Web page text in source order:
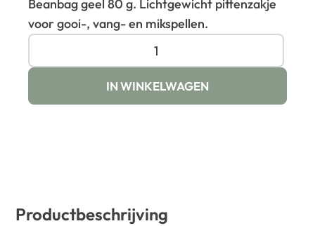
Beanbag geel 80 g. Lichtgewicht pittenzakje
voor gooi-, vang- en mikspellen.
IN WINKELWAGEN
Productbeschrijving